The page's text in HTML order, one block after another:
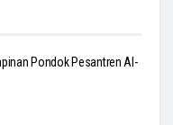
Pondok Pesantren Al-